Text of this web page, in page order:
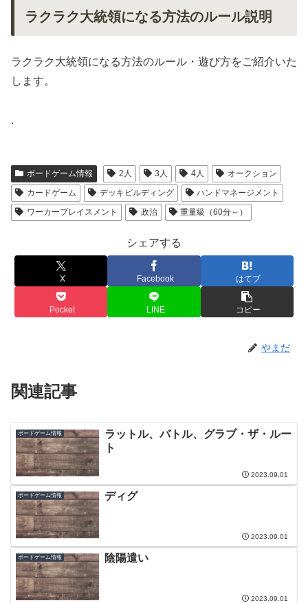
ラクラク大統領になる方法のルール説明
ラクラク大統領になる方法のルール・遊び方をご紹介いた
します。
.
ボードゲーム情報 2人 3人 4人
オークション
カードゲーム
デッキビルディング
ハンドマネージメント
ワーカープレイスメント
政治 重量級（60分～）
シェアする
X Facebook はてブ
Pocket LINE コピー
やまだ
関連記事
ボードゲーム情報
ラットル、バトル、グラブ・ザ・ルー
ト
2023.09.01
ボードゲーム情報 ディグ
2023.09.01
ボードゲーム情報 陰陽遣い
2023.09.01